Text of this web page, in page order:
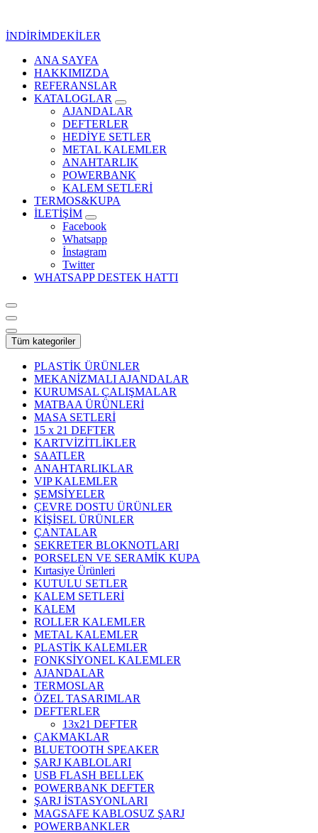
İNDİRİMDEKİLER
Kurumsal Promosyon-Hediyelik
ANA SAYFA
HAKKIMIZDA
REFERANSLAR
KATALOGLAR
AJANDALAR
DEFTERLER
HEDİYE SETLER
METAL KALEMLER
ANAHTARLIK
POWERBANK
KALEM SETLERİ
TERMOS&KUPA
İLETİŞİM
Facebook
Whatsapp
İnstagram
Twitter
WHATSAPP DESTEK HATTI
Tüm kategoriler
PLASTİK ÜRÜNLER
MEKANİZMALI AJANDALAR
KURUMSAL ÇALIŞMALAR
MATBAA ÜRÜNLERİ
MASA SETLERİ
15 x 21 DEFTER
KARTVİZİTLİKLER
SAATLER
ANAHTARLIKLAR
VIP KALEMLER
ŞEMSİYELER
ÇEVRE DOSTU ÜRÜNLER
KİŞİSEL ÜRÜNLER
ÇANTALAR
SEKRETER BLOKNOTLARI
PORSELEN VE SERAMİK KUPA
Kırtasiye Ürünleri
KUTULU SETLER
KALEM SETLERİ
KALEM
ROLLER KALEMLER
METAL KALEMLER
PLASTİK KALEMLER
FONKSİYONEL KALEMLER
AJANDALAR
TERMOSLAR
ÖZEL TASARIMLAR
DEFTERLER
13x21 DEFTER
ÇAKMAKLAR
BLUETOOTH SPEAKER
ŞARJ KABLOLARI
USB FLASH BELLEK
POWERBANK DEFTER
ŞARJ İSTASYONLARI
MAGSAFE KABLOSUZ ŞARJ
POWERBANKLER